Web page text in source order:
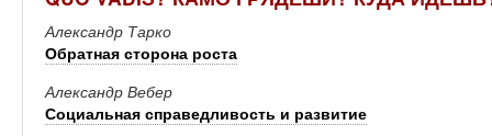
Александр Тарко
Обратная сторона роста
Александр Вебер
Социальная справедливость и развитие